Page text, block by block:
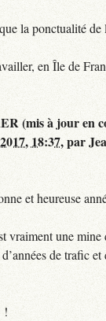
la ponctualité de
en Île de
(mis à jour en
18:37,par
et heureuse
vraiment une mine
de trafic
!